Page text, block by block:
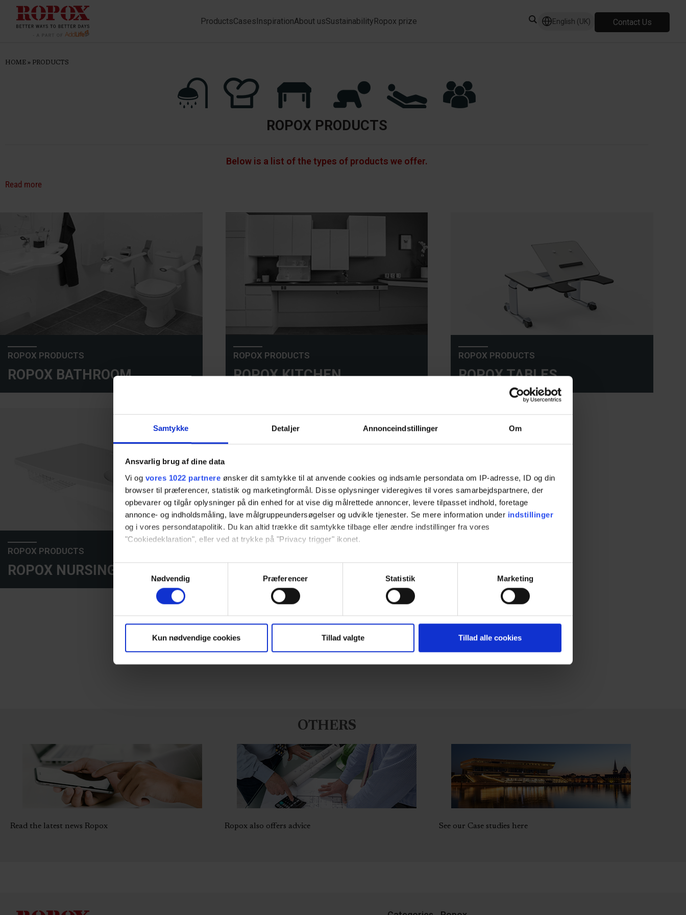
Samtykke Detaljer Annonceindstillinger Om
Ansvarlig brug af dine data
Vi og vores 1022 partnere ønsker dit samtykke til at anvende cookies og indsamle persondata om IP-adresse, ID og din
browser til præferencer, statistik og marketingformål. Disse oplysninger videregives til vores samarbejdspartnere, der
opbevarer og tilgår oplysninger på din enhed for at vise dig målrettede annoncer, levere tilpasset indhold, foretage
annonce- og indholdsmåling, lave målgruppeundersøgelser og udvikle tjenester. Se mere information under indstillinger
og i vores persondatapolitik. Du kan altid trække dit samtykke tilbage eller ændre indstillinger fra vores
"Cookiedeklaration", eller ved at trykke på "Privacy trigger" ikonet.
Hvis du tillader det, vil vi også gerne:
Indsamle præcise oplysninger om din placering, der kan være nøjagtig inden for få meter
Identificere din enhed baseret på en scanning af dens unikke karakteristika (fingerprinting)
Dine valg anvendes på hele websitet.
Vi bruger cookies til at tilpasse vores indhold og annoncer, til at vise dig funktioner til sociale medier og til at analysere
vores trafik. Vi deler også oplysninger om din brug af vores hjemmeside med vores partnere inden for sociale medier,
annonceringspartnere og analysepartnere. Vores partnere kan kombinere disse data med andre oplysninger, du har givet
dem, eller som de har indsamlet fra din brug af deres tjenester.
Samtykkevalg
Nødvendig
Præferencer Statistik Marketing
Kun nødvendige cookies Tillad valgte Tillad alle cookies
ProductsCasesInspirationAbout usSustainabilityRopox prize English (UK) Contact Us
HOME » PRODUCTS
ROPOX PRODUCTS
Below is a list of the types of products we offer.
Read more
ROPOX PRODUCTS
ROPOX BATHROOM
ROPOX PRODUCTS
ROPOX KITCHEN
ROPOX PRODUCTS
ROPOX TABLES
ROPOX PRODUCTS
ROPOX NURSING TABLES
OTHERS
Read the latest news Ropox Ropox also offers advice See our Case studies here